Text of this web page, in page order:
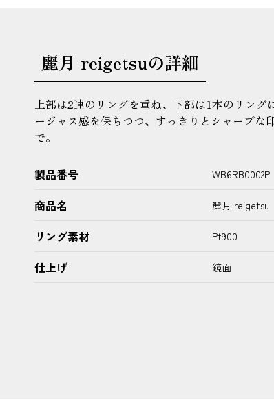
麗月 reigetsuの詳細
上部は2連のリングを重ね、下部は1本のリン
ージャス感を保ちつつ、すっきりとシャープな
で。
製品番号 WB6RB0002P
商品名 麗月 reigetsu
リング素材 Pt900
仕上げ 鏡面